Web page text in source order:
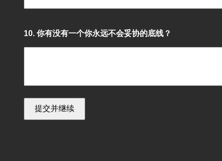
10. 你有没有一个你永远不会妥协的底线？
提交并继续